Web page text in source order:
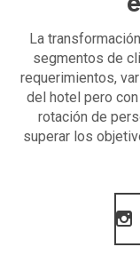
La
segmentos de
requerimientos,
del hotel pero
rotación de
superar los